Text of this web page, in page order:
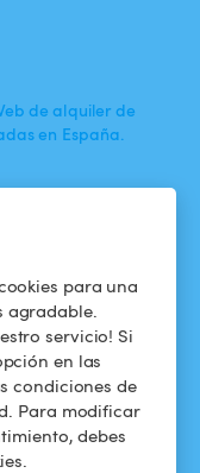
para una
agradable.
servicio! Si
en las
condiciones de
Para modificar
debes
de alquiler de
en España.
Condiciones de
uso
Política de
confidencialidad
Aviso legal